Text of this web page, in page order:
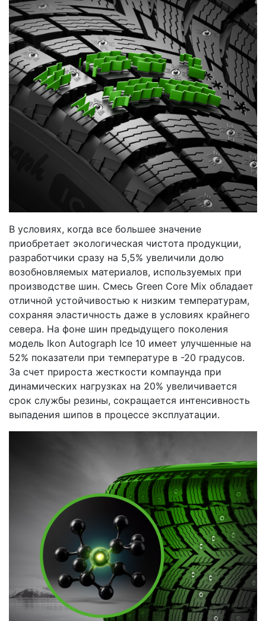
В условиях, когда все большее значение
приобретает экологическая чистота продукции,
разработчики сразу на 5,5% увеличили долю
возобновляемых материалов, используемых при
производстве шин. Смесь Green Core Mix обладает
отличной устойчивостью к низким температурам,
сохраняя эластичность даже в условиях крайнего
севера. На фоне шин предыдущего поколения
модель Ikon Autograph Ice 10 имеет улучшенные на
52% показатели при температуре в -20 градусов.
За счет прироста жесткости компаунда при
динамических нагрузках на 20% увеличивается
срок службы резины, сокращается интенсивность
выпадения шипов в процессе эксплуатации.